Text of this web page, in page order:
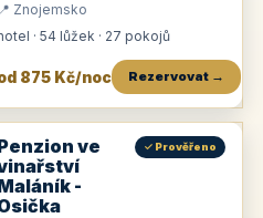
📍 Znojemsko
· 54 lůžek · 27 pokojů
875 Kč/noc Rezervovat →
ve
-
✓ Prověřeno